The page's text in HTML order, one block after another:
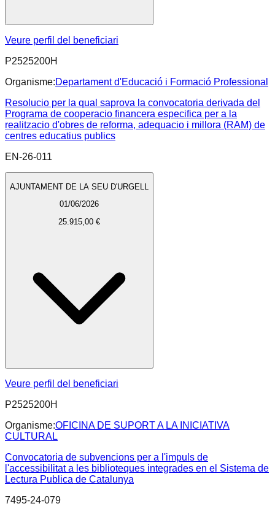
Veure perfil del beneficiari
P2525200H
Organisme:Departament d'Educació i Formació Professional
Resolucio per la qual saprova la convocatoria derivada del
Programa de cooperacio financera especifica per a la
realitzacio d'obres de reforma, adequacio i millora (RAM) de
centres educatius publics
EN-26-011
AJUNTAMENT DE LA SEU D'URGELL
01/06/2026
25.915,00 €
Veure perfil del beneficiari
P2525200H
Organisme:OFICINA DE SUPORT A LA INICIATIVA
CULTURAL
Convocatoria de subvencions per a l'impuls de
l'accessibilitat a les biblioteques integrades en el Sistema de
Lectura Publica de Catalunya
7495-24-079